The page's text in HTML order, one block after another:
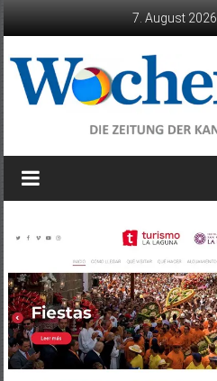
7. August 2026
Wochenblatt
die
Inseln